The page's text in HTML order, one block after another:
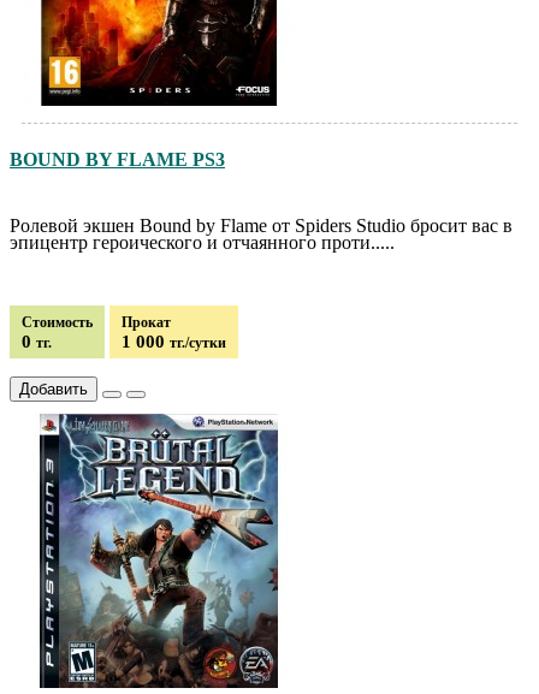
BOUND BY FLAME PS3
Ролевой экшен Bound by Flame от Spiders Studio бросит вас в
эпицентр героического и отчаянного проти.....
Стоимость
0 тг.
Прокат
1 000 тг./сутки
Добавить